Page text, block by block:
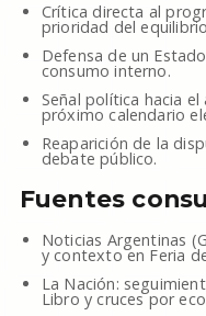
Crítica directa al
prioridad del
Defensa de un
consumo interno.
Señal política hacia
próximo calendario
Reaparición de la
debate público.
Fuentes
Noticias Argentinas
y contexto en Feria
La Nación:
Libro y cruces por